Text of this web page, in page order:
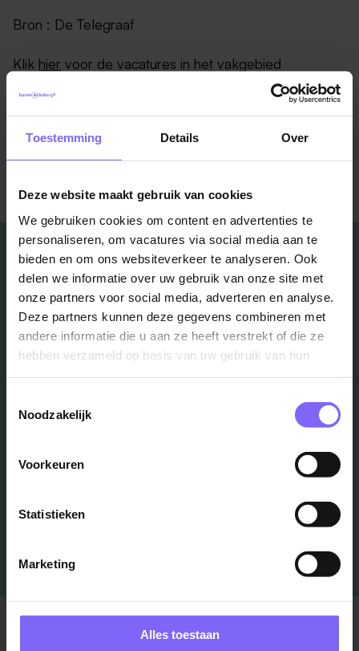
Toestemming Details Over
Deze website maakt gebruik van cookies
We gebruiken cookies om content en advertenties te
personaliseren, om vacatures via social media aan te
bieden en om ons websiteverkeer te analyseren. Ook
delen we informatie over uw gebruik van onze site met
onze partners voor social media, adverteren en analyse.
Deze partners kunnen deze gegevens combineren met
andere informatie die u aan ze heeft verstrekt of die ze
hebben verzameld op basis van uw gebruik van hun
Noodzakelijk
Voorkeuren
Statistieken
Marketing
Alles toestaan
Bron : De Telegraaf
Klik hier voor de vacatures in het vakgebied
Vacatures
in je mailbox?
Schrijf je in en we houden je op de hoogte
Stad Regio